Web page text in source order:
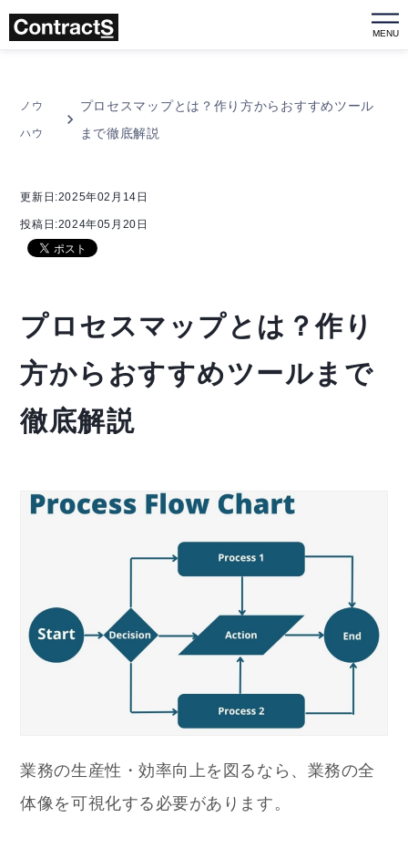
MENU
ノウ
ハウ
プロセスマップとは？作り方からおすすめツール
まで徹底解説
更新日:2025年02月14日
投稿日:2024年05月20日
プロセスマップとは？作り
方からおすすめツールまで
徹底解説
業務の生産性・効率向上を図るなら、業務の全
体像を可視化する必要があります。